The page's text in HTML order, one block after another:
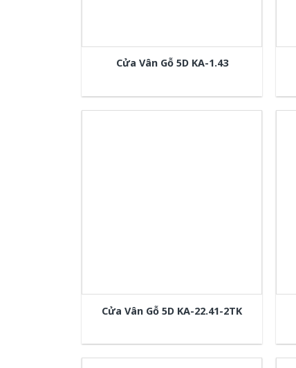
Cửa Vân Gỗ 5D KA-1.43
Cửa Vân Gỗ 5D KA-22.41-2TK